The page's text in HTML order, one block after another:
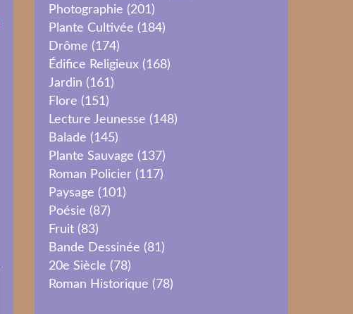
Photographie (201)
Plante Cultivée (184)
Drôme (174)
Édifice Religieux (168)
Jardin (161)
Flore (151)
Lecture Jeunesse (148)
Balade (145)
Plante Sauvage (137)
Roman Policier (117)
Paysage (101)
Poésie (87)
Fruit (83)
Bande Dessinée (81)
20e Siècle (78)
Roman Historique (78)